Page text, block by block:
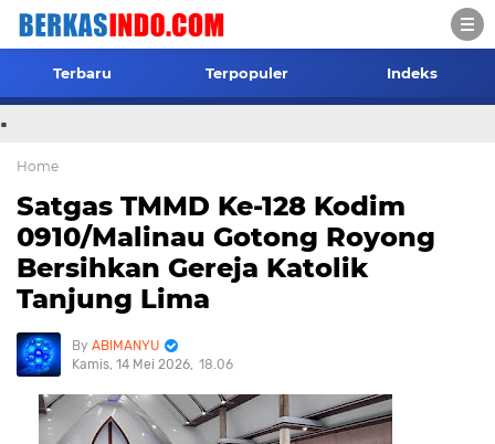
Terbaru Terpopuler Indeks
.
Home
Satgas TMMD Ke-128 Kodim
0910/Malinau Gotong Royong
Bersihkan Gereja Katolik
Tanjung Lima
ABIMANYU
Kamis, 14 Mei 2026 18.06